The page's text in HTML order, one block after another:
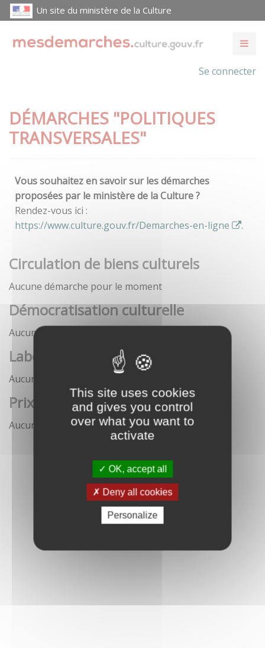
This site uses cookies
and gives you control
over what you want to
activate
OK, accept all
Deny all cookies
Personalize
Un site du ministère de la Culture
Se connecter
DÉMARCHES "POLITIQUES
TRANSVERSALES"
Vous souhaitez en savoir sur les démarches
proposées par le ministère de la Culture ?
Rendez-vous ici :
https://www.culture.gouv.fr/Demarches-en-ligne
.
Circulation de biens culturels
Aucune démarche pour le moment
Démocratisation culturelle
Aucune démarche pour le moment
Labels
Aucune démarche pour le moment
Prix
Aucune démarche pour le moment